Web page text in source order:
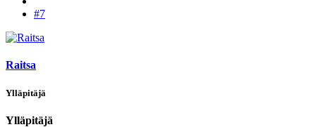
#7
Raitsa
Ylläpitäjä
Ylläpitäjä